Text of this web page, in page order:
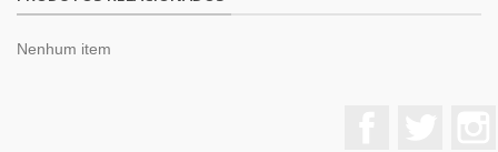
Nenhum item